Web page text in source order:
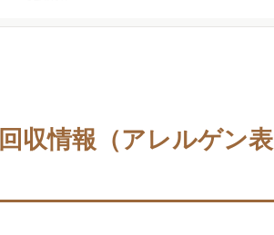
収情報（アレルゲン表